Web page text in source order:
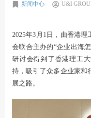
新闻中心 U&I
2025年3月1日，由香港
会联合主办的“企业出海
研讨会得到了香港理工
持，吸引了众多企业家和
展之路。